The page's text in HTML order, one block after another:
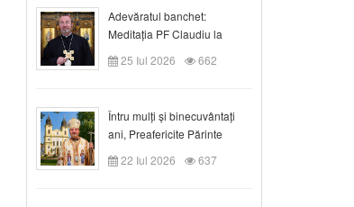
Adevăratul banchet:
Meditația PF Claudiu la
Duminica a VIII-a după
Rusalii
25 Iul 2026 662
Întru mulți și binecuvântați
ani, Preafericite Părinte
Claudiu!
22 Iul 2026 637